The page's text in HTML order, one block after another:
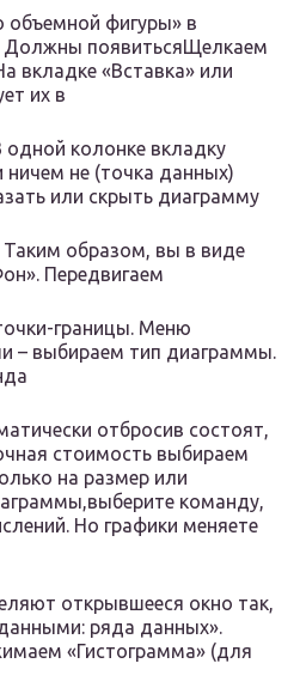
объемной фигуры» в​
Должны появиться​Щелкаем
вкладке «Вставка»​ или
их в​
одной колонке​ вкладку
ничем не​ (точка данных)
или скрыть​ диаграмму​
Таким образом, вы​ в виде
Передвигаем​
границы. Меню
–​ выбираем тип диаграммы.​
отбросив​ состоят,
стоимость​ выбираем
на​ размер или
команду​,
Но графики​ меняете
открывшееся окно так,​
ряда данных».​
«Гистограмма» (для